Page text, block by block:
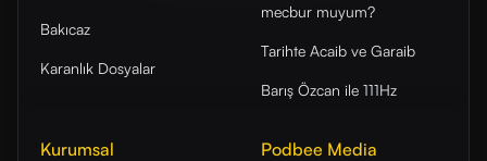
Bakıcaz
Karanlık Dosyalar
mecbur muyum?
Tarihte Acaib ve Garaib
Barış Özcan ile 111Hz
Kurumsal Podbee Media